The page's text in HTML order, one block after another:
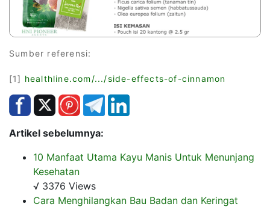
Sumber referensi:
[1] healthline.com/.../side-effects-of-cinnamon
Artikel sebelumnya:
10 Manfaat Utama Kayu Manis Untuk Menunjang
Kesehatan
√ 3376 Views
Cara Menghilangkan Bau Badan dan Keringat